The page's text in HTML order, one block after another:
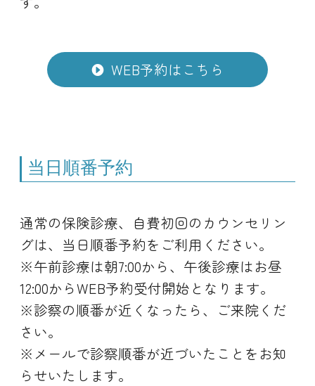
WEB予約はこちら
当日順番予約
通常の保険診療、自費初回のカウンセリン
グは、当日順番予約をご利用ください。
※午前診療は朝7:00から、午後診療はお昼
12:00からWEB予約受付開始となります。
※診察の順番が近くなったら、ご来院くだ
さい。
※メールで診察順番が近づいたことをお知
らせいたします。